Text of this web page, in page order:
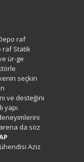
raf
raf Statik
ür-ge
seçkin
ve desteğini
yapı
da söz
Aziz